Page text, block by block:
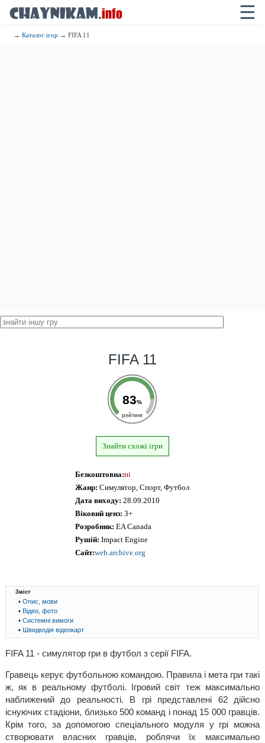
☰
→Каталог ігор → FIFA 11
FIFA 11
83%
рейтинг
Знайти схожі ігри
Безкоштовна:ні
Жанр: Симулятор, Спорт, Футбол
Дата виходу: 28.09.2010
Віковий ценз: 3+
Розробник: EA Canada
Рушій: Impact Engine
Сайт:web.archive.org
Зміст
•Опис, мови
•Відео, фото
•Системні вимоги
•Швидкодія відеокарт
FIFA 11 - симулятор гри в футбол з серії FIFA.
Гравець керує футбольною командою. Правила і мета гри такі
ж, як в реальному футболі. Ігровий світ теж максимально
наближений до реальності. В грі представлені 62 дійсно
існуючих стадіони, близько 500 команд і понад 15 000 гравців.
Крім того, за допомогою спеціального модуля у грі можна
створювати власних гравців, роблячи їх максимально